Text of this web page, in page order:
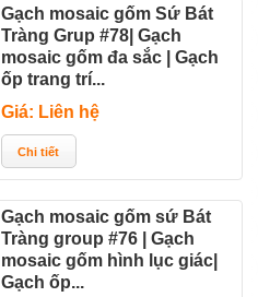
Gạch mosaic gốm Sứ Bát
Tràng Grup #78| Gạch
mosaic gốm đa sắc | Gạch
ốp trang trí...
Giá: Liên hệ
Gạch mosaic gốm sứ Bát
Tràng group #76 | Gạch
mosaic gốm hình lục giác|
Gạch ốp...